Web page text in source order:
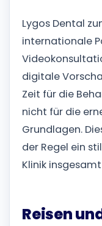
Lygos Dental
internationale
digitale
Zeit für die
nicht für die
Grundlagen.
der Regel ein
Klinik
Reisen